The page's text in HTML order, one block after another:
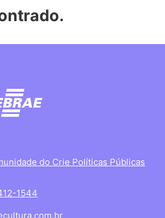
do Crie Políticas Públicas
1544